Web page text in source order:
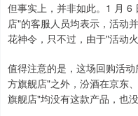
但事实上，并非如此。1 月 6
店"的客服人员均表示，活动
花神令，只不过，由于"活动
值得注意的是，这场回购活
方旗舰店"之外，汾酒在京东
旗舰店"均没有这款产品，也